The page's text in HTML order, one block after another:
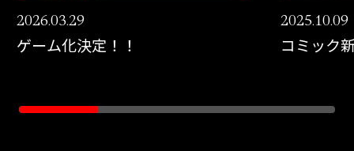
2026.03.29
ゲーム化決定！！
2025.10.09
コミック